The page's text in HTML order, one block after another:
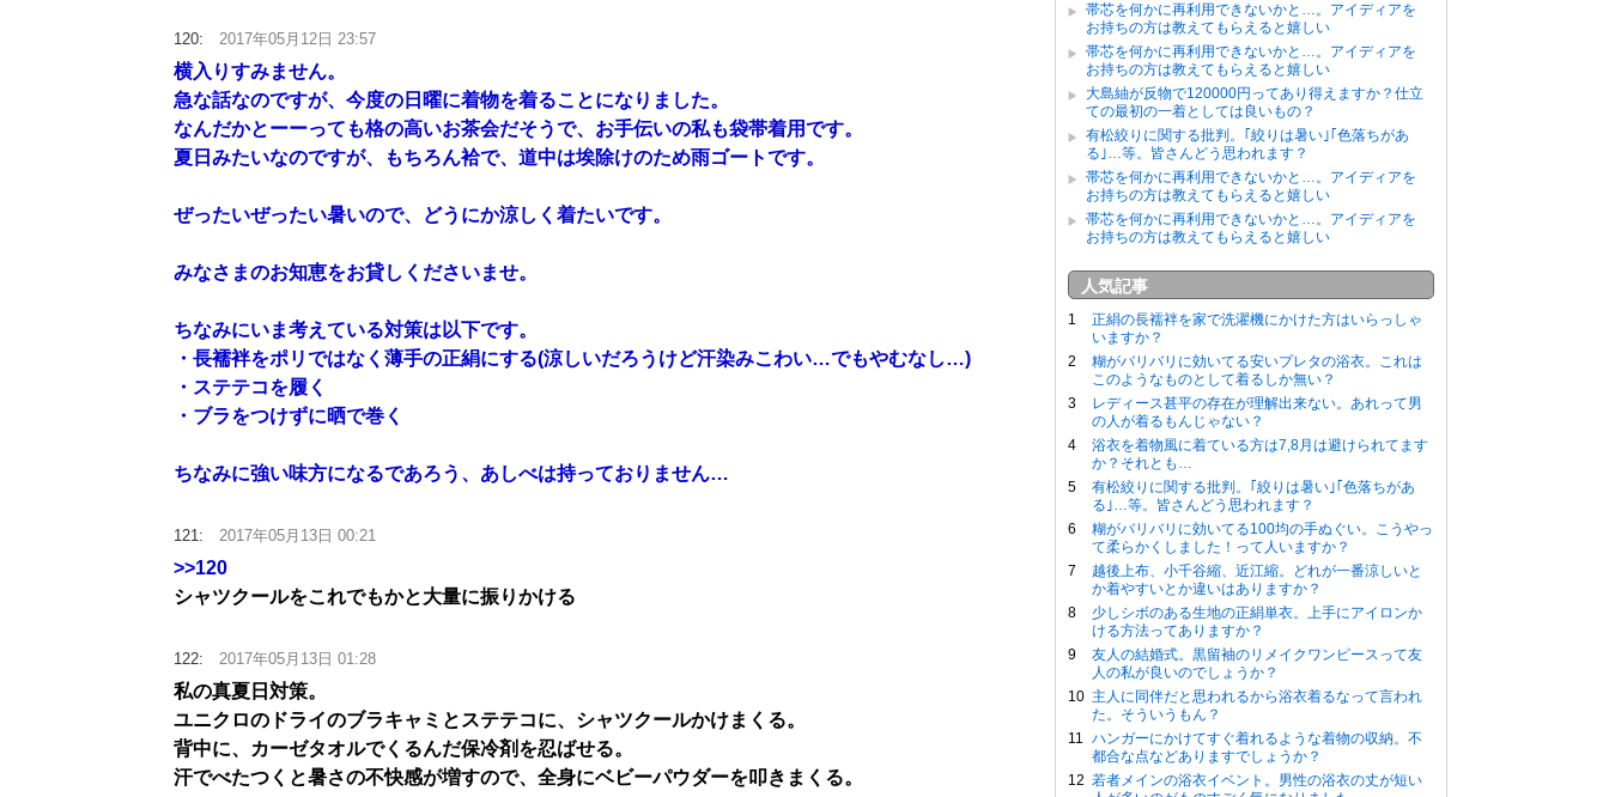
120: 2017年05月12日 23:57
横入りすみません。
急な話なのですが、今度の日曜に着物を着ることになりました。
なんだかとーーっても格の高いお茶会だそうで、お手伝いの私も袋帯着用です。
夏日みたいなのですが、もちろん袷で、道中は埃除けのため雨ゴートです。
ぜったいぜったい暑いので、どうにか涼しく着たいです。
みなさまのお知恵をお貸しくださいませ。
ちなみにいま考えている対策は以下です。
・長襦袢をポリではなく薄手の正絹にする(涼しいだろうけど汗染みこわい…でもやむなし…)
・ステテコを履く
・ブラをつけずに晒で巻く
ちなみに強い味方になるであろう、あしべは持っておりません…
121: 2017年05月13日 00:21
>>120
シャツクールをこれでもかと大量に振りかける
122: 2017年05月13日 01:28
私の真夏日対策。
ユニクロのドライのブラキャミとステテコに、シャツクールかけまくる。
背中に、カーゼタオルでくるんだ保冷剤を忍ばせる。
汗でべたつくと暑さの不快感が増すので、全身にベビーパウダーを叩きまくる。
帯芯を何かに再利用できないかと…。アイディアを
お持ちの方は教えてもらえると嬉しい
帯芯を何かに再利用できないかと…。アイディアを
お持ちの方は教えてもらえると嬉しい
大島紬が反物で120000円ってあり得えますか？仕立
ての最初の一着としては良いもの？
有松絞りに関する批判。｢絞りは暑い｣｢色落ちがあ
る｣…等。皆さんどう思われます？
帯芯を何かに再利用できないかと…。アイディアを
お持ちの方は教えてもらえると嬉しい
帯芯を何かに再利用できないかと…。アイディアを
お持ちの方は教えてもらえると嬉しい
人気記事
正絹の長襦袢を家で洗濯機にかけた方はいらっしゃ
いますか？
糊がバリバリに効いてる安いプレタの浴衣。これは
このようなものとして着るしか無い？
レディース甚平の存在が理解出来ない。あれって男
の人が着るもんじゃない？
浴衣を着物風に着ている方は7,8月は避けられてます
か？それとも…
有松絞りに関する批判。｢絞りは暑い｣｢色落ちがあ
る｣…等。皆さんどう思われます？
糊がバリバリに効いてる100均の手ぬぐい。こうやっ
て柔らかくしました！って人いますか？
越後上布、小千谷縮、近江縮。どれが一番涼しいと
か着やすいとか違いはありますか？
少しシボのある生地の正絹単衣。上手にアイロンか
ける方法ってありますか？
友人の結婚式。黒留袖のリメイクワンピースって友
人の私が良いのでしょうか？
主人に同伴だと思われるから浴衣着るなって言われ
た。そういうもん？
ハンガーにかけてすぐ着れるような着物の収納。不
都合な点などありますでしょうか？
若者メインの浴衣イベント。男性の浴衣の丈が短い